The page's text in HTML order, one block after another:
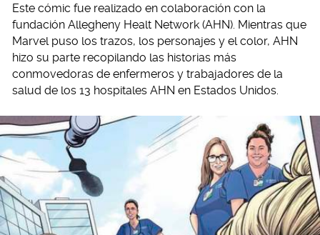
Este cómic fue realizado en colaboración con la
fundación Allegheny Healt Network (AHN). Mientras que
Marvel puso los trazos, los personajes y el color, AHN
hizo su parte recopilando las historias más
conmovedoras de enfermeros y trabajadores de la
salud de los 13 hospitales AHN en Estados Unidos.